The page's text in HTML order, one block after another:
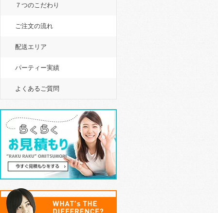
７つのこだわり
ご注文の流れ
配送エリア
パーティー実績
よくあるご質問